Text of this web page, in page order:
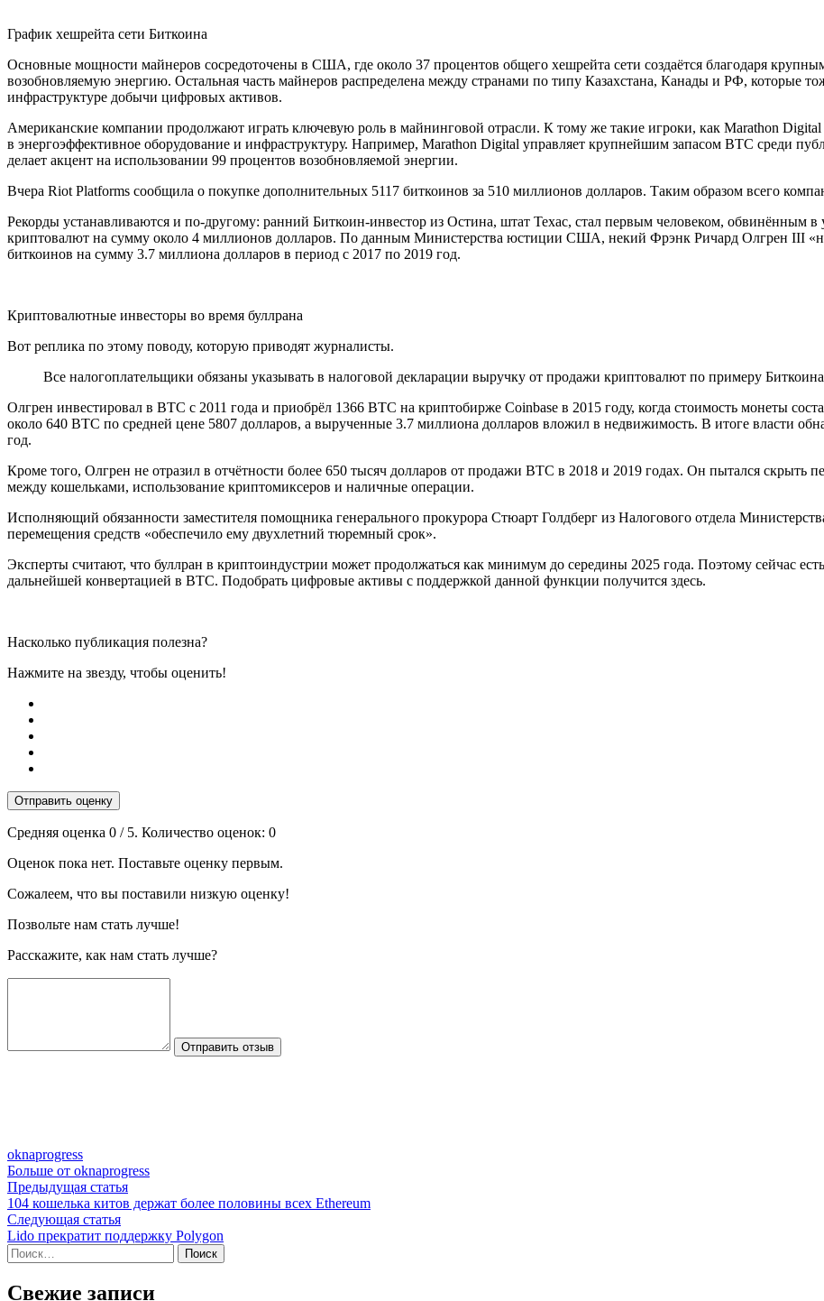
График хешрейта сети Биткоина
Основные мощности майнеров сосредоточены в США, где около 37 процентов общего хешрейта сети создаётся благодаря
возобновляемую энергию. Остальная часть майнеров распределена между странами по типу Казахстана, Канады и РФ, которые
инфраструктуре добычи цифровых активов.
Американские компании продолжают играть ключевую роль в майнинговой отрасли. К тому же такие игроки, как Marathon
в энергоэффективное оборудование и инфраструктуру. Например, Marathon Digital управляет крупнейшим запасом BTC среди
делает акцент на использовании 99 процентов возобновляемой энергии.
Вчера Riot Platforms сообщила о покупке дополнительных 5117 биткоинов за 510 миллионов долларов. Таким образом всего
Рекорды устанавливаются и по-другому: ранний Биткоин-инвестор из Остина, штат Техас, стал первым человеком, обвинённым в
криптовалют на сумму около 4 миллионов долларов. По данным Министерства юстиции США, некий Фрэнк Ричард Олгрен III
биткоинов на сумму 3.7 миллиона долларов в период с 2017 по 2019 год.
Криптовалютные инвесторы во время буллрана
Вот реплика по этому поводу, которую приводят журналисты.
Все налогоплательщики обязаны указывать в налоговой декларации выручку от продажи криптовалют по примеру
Олгрен инвестировал в BTC с 2011 года и приобрёл 1366 BTC на криптобирже Coinbase в 2015 году, когда стоимость монеты
около 640 BTC по средней цене 5807 долларов, а вырученные 3.7 миллиона долларов вложил в недвижимость. В итоге власти
год.
Кроме того, Олгрен не отразил в отчётности более 650 тысяч долларов от продажи BTC в 2018 и 2019 годах. Он пытался скрыть
между кошельками, использование криптомиксеров и наличные операции.
Исполняющий обязанности заместителя помощника генерального прокурора Стюарт Голдберг из Налогового отдела
перемещения средств «обеспечило ему двухлетний тюремный срок».
Эксперты считают, что буллран в криптоиндустрии может продолжаться как минимум до середины 2025 года. Поэтому сейчас
дальнейшей конвертацией в BTC. Подобрать цифровые активы с поддержкой данной функции получится здесь.
Насколько публикация полезна?
Нажмите на звезду, чтобы оценить!
Отправить оценку
Средняя оценка 0 / 5. Количество оценок: 0
Оценок пока нет. Поставьте оценку первым.
Сожалеем, что вы поставили низкую оценку!
Позвольте нам стать лучше!
Расскажите, как нам стать лучше?
Отправить отзыв
oknaprogress
Больше от oknaprogress
Навигация
по
записям
Предыдущая статьяПредыдущая
статья:
104 кошелька китов держат более половины всех Ethereum
Следующая статьяСледующая
статья:
Lido прекратит поддержку Polygon
Найти:
Свежие записи